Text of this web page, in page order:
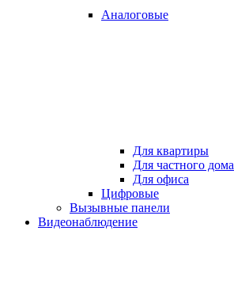
Аналоговые
Для квартиры
Для частного дома
Для офиса
Цифровые
Вызывные панели
Видеонаблюдение